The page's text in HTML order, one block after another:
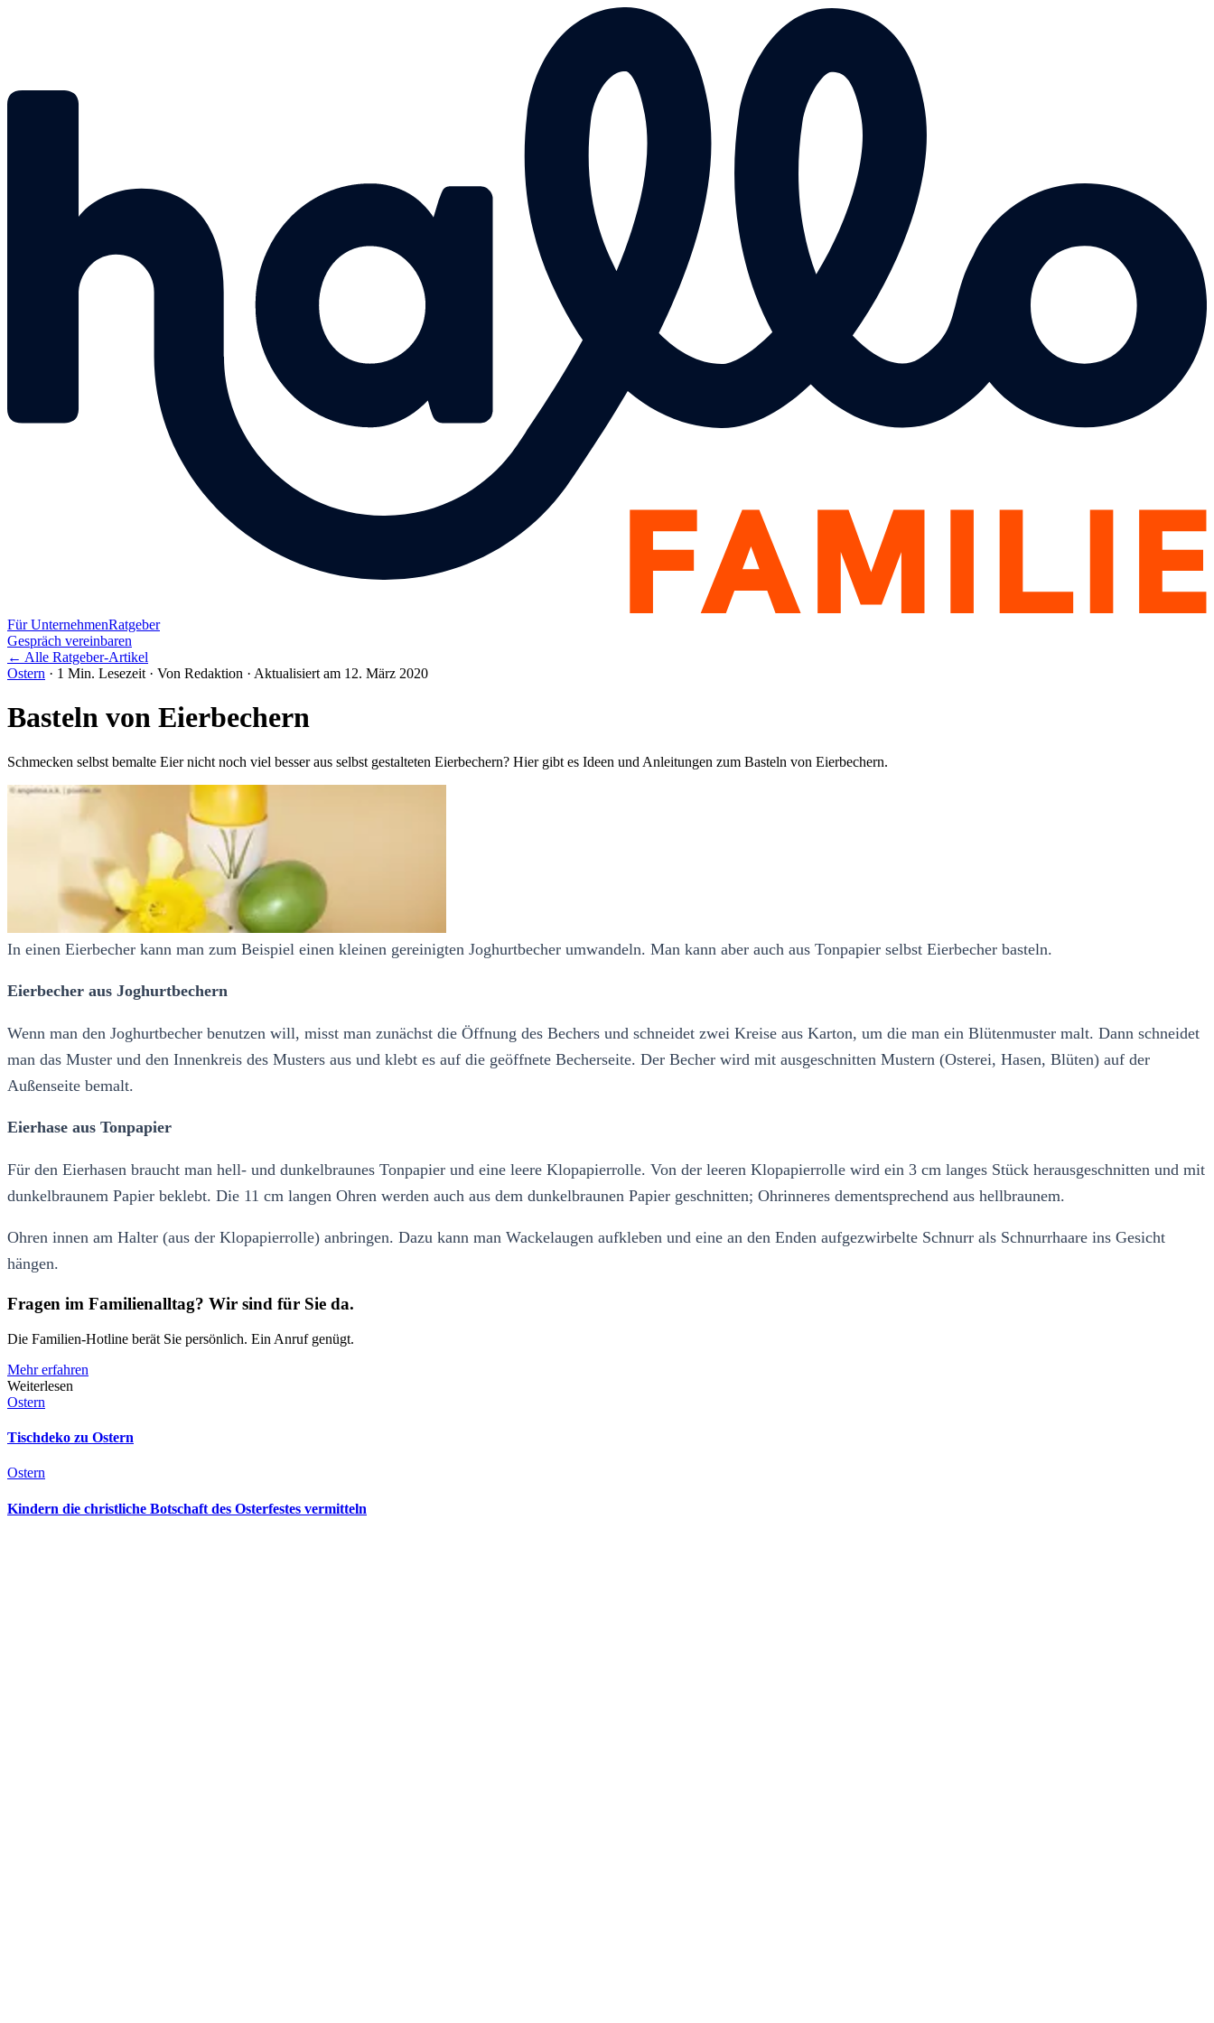
Für UnternehmenRatgeber
Gespräch vereinbaren
← Alle Ratgeber-Artikel
Ostern · 1 Min. Lesezeit · Von Redaktion · Aktualisiert am 12. März 2020
Basteln von Eierbechern
Schmecken selbst bemalte Eier nicht noch viel besser aus selbst gestalteten Eierbechern? Hier gibt es Ideen und Anleitungen zum Basteln von Eierbechern.
In einen Eierbecher kann man zum Beispiel einen kleinen gereinigten Joghurtbecher umwandeln. Man kann aber auch aus Tonpapier selbst Eierbecher basteln.
Eierbecher aus Joghurtbechern
Wenn man den Joghurtbecher benutzen will, misst man zunächst die Öffnung des Bechers und schneidet zwei Kreise aus Karton, um die man ein Blütenmuster malt. Dann schneidet
man das Muster und den Innenkreis des Musters aus und klebt es auf die geöffnete Becherseite. Der Becher wird mit ausgeschnitten Mustern (Osterei, Hasen, Blüten) auf der
Außenseite bemalt.
Eierhase aus Tonpapier
Für den Eierhasen braucht man hell- und dunkelbraunes Tonpapier und eine leere Klopapierrolle. Von der leeren Klopapierrolle wird ein 3 cm langes Stück herausgeschnitten und mit
dunkelbraunem Papier beklebt. Die 11 cm langen Ohren werden auch aus dem dunkelbraunen Papier geschnitten; Ohrinneres dementsprechend aus hellbraunem.
Ohren innen am Halter (aus der Klopapierrolle) anbringen. Dazu kann man Wackelaugen aufkleben und eine an den Enden aufgezwirbelte Schnurr als Schnurrhaare ins Gesicht
hängen.
Fragen im Familienalltag? Wir sind für Sie da.
Die Familien-Hotline berät Sie persönlich. Ein Anruf genügt.
Mehr erfahren
Weiterlesen
Ostern
Tischdeko zu Ostern
Ostern
Kindern die christliche Botschaft des Osterfestes vermitteln